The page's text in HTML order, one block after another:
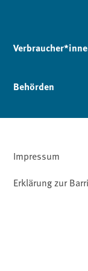
Behörden
Impressum
Erklärung zur